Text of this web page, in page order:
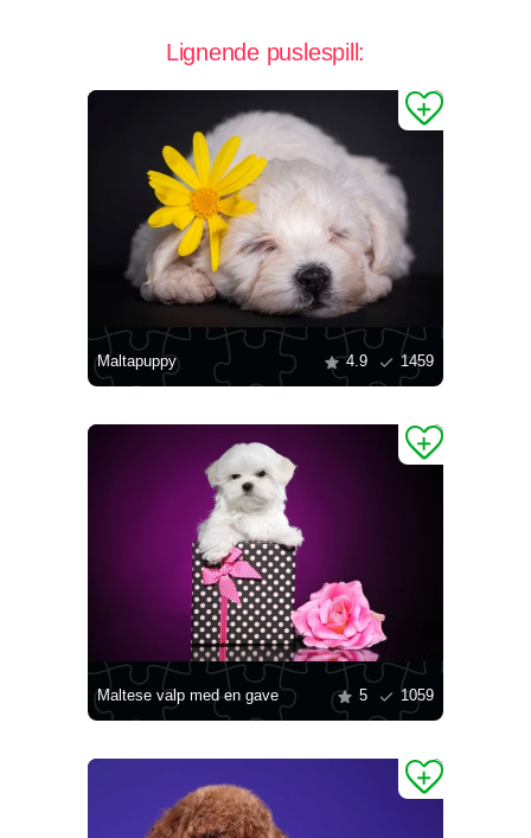
Lignende puslespill:
Maltapuppy 4.9 1459
Maltese valp med en gave 5 1059